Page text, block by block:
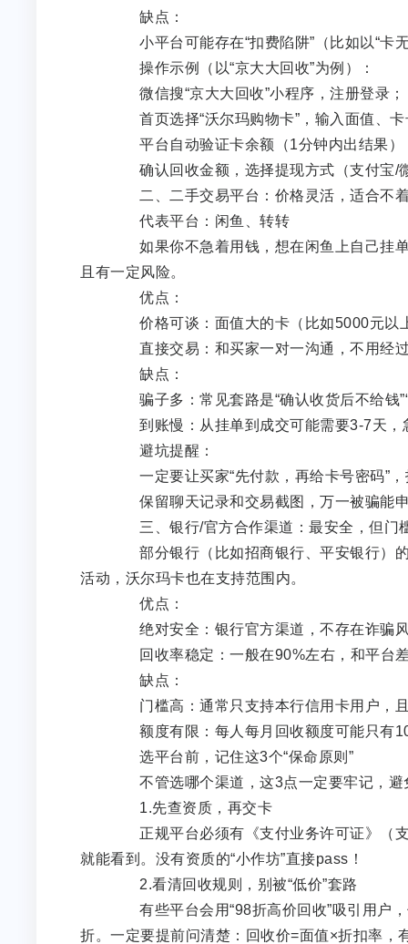
缺点：
小平台可能存在“扣费陷阱”（比如以“卡
操作示例（以“京大大回收”为例）：
微信搜“京大大回收”小程序，注册登录；
首页选择“沃尔玛购物卡”，输入面值、卡
平台自动验证卡余额（1分钟内出结果）
确认回收金额，选择提现方式（支付宝/
二、二手交易平台：价格灵活，适合不
代表平台：闲鱼、转转
如果你不急着用钱，想在闲鱼上自己挂单
且有一定风险。
优点：
价格可谈：面值大的卡（比如5000元以上
直接交易：和买家一对一沟通，不用经过
缺点：
骗子多：常见套路是“确认收货后不给钱
到账慢：从挂单到成交可能需要3-7天，
避坑提醒：
一定要让买家“先付款，再给卡号密码”，
保留聊天记录和交易截图，万一被骗能
三、银行/官方合作渠道：最安全，但门
部分银行（比如招商银行、平安银行）的
活动，沃尔玛卡也在支持范围内。
优点：
绝对安全：银行官方渠道，不存在诈骗
回收率稳定：一般在90%左右，和平台
缺点：
门槛高：通常只支持本行信用卡用户，且
额度有限：每人每月回收额度可能只有
选平台前，记住这3个“保命原则”
不管选哪个渠道，这3点一定要牢记，避
1.先查资质，再交卡
正规平台必须有《支付业务许可证》（支
就能看到。没有资质的“小作坊”直接pass！
2.看清回收规则，别被“低价”套路
有些平台会用“98折高价回收”吸引用户，
折。一定要提前问清楚：回收价=面值×折扣率，